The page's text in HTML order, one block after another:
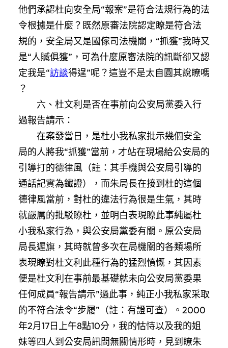
他們承認杜向安全局“報案”是符合法規行為的法
令根據是什麼？既然原審法院認定瞭是符合法
規的，安全局又是國傢司法機關，“抓獲”我時又
是“人贓俱獲”，可為什麼原審法院的訊斷卻又認
定我是“訪談得逞”呢？這豈不是太自圓其說瞭嗎
？
六、杜文利是否在事前向公安局黨委入行
過報告請示：
在案發當日，是杜小我私家批示幾個安全
局的人將我“抓獲”當前，才站在現場給公安局的
引導打的德律風（註：其手機與公安局引導的
通話記實為鐵證），而朱局長在接到杜的這個
德律風當前，對杜的違法行為很是生氣，其時
就嚴厲的批駁瞭杜，並明白表現瞭此事純屬杜
小我私家行為，與公安局黨委有關。原公安局
局長遲旗，其時就曾多次在局機關的各類場所
表現瞭對杜文利此種行為的猛烈憤慨，其因素
便是杜文利在事前最基礎就未向公安局黨委果
任何成員“報告請示”過此事，純正小我私家采取
的不符合法令“步履”（註：有證可查）。2000
年2月17日上午8點10分，我的怙恃以及我的姐
妹等四人到公安局訊問無關情形時，見到瞭朱